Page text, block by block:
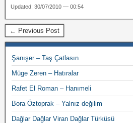
Updated: 30/07/2010 — 00:54
← Previous Post
Şanışer – Taş Çatlasın
Müge Zeren – Hatıralar
Rafet El Roman – Hanımeli
Bora Öztoprak – Yalnız değilim
Dağlar Dağlar Viran Dağlar Türküsü